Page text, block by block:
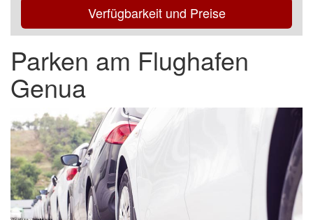
Verfügbarkeit und Preise
Parken am Flughafen
Genua